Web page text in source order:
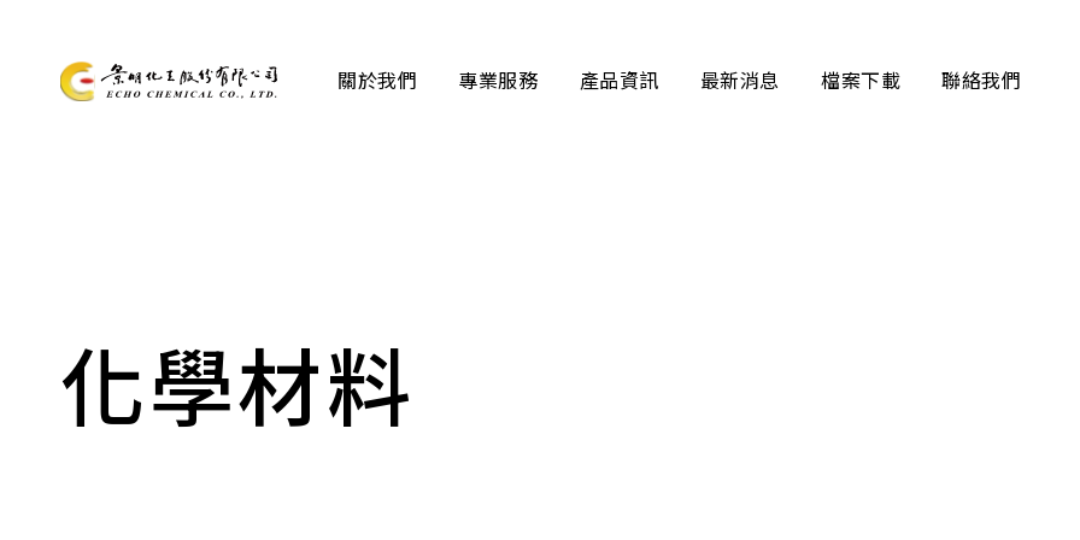
關於我們 專業服務 產品資訊 最新消息 檔案下載 聯絡我們
化學材料
最新消息